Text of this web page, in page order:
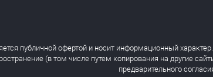
публичной офертой и носит информационный
(в том числе путем копирования на другие
предварительного